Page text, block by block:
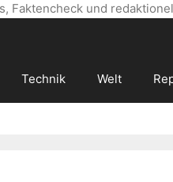
Faktencheck und
Technik Welt